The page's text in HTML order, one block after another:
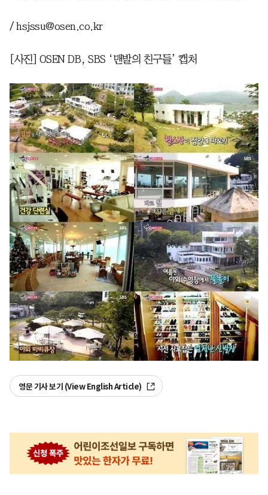
/ hsjssu@osen.co.kr
[사진] OSEN DB, SBS ‘맨발의 친구들’ 캡처
영문 기사 보기 (View English Article)